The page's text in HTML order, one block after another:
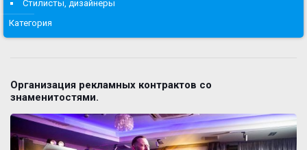
Стилисты, дизайнеры
Категория
Организация рекламных контрактов со
знаменитостями.